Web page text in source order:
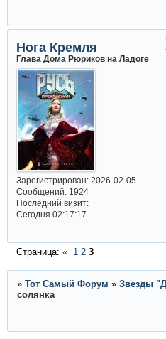
Нога Кремля
Глава Дома Рюриков на Ладоге
Зарегистрирован: 2026-02-05
Сообщений:1924
Последний визит:
Сегодня 02:17:17
Страница: « 1 2 3
» Тот Самый Форум » Звезды
солянка